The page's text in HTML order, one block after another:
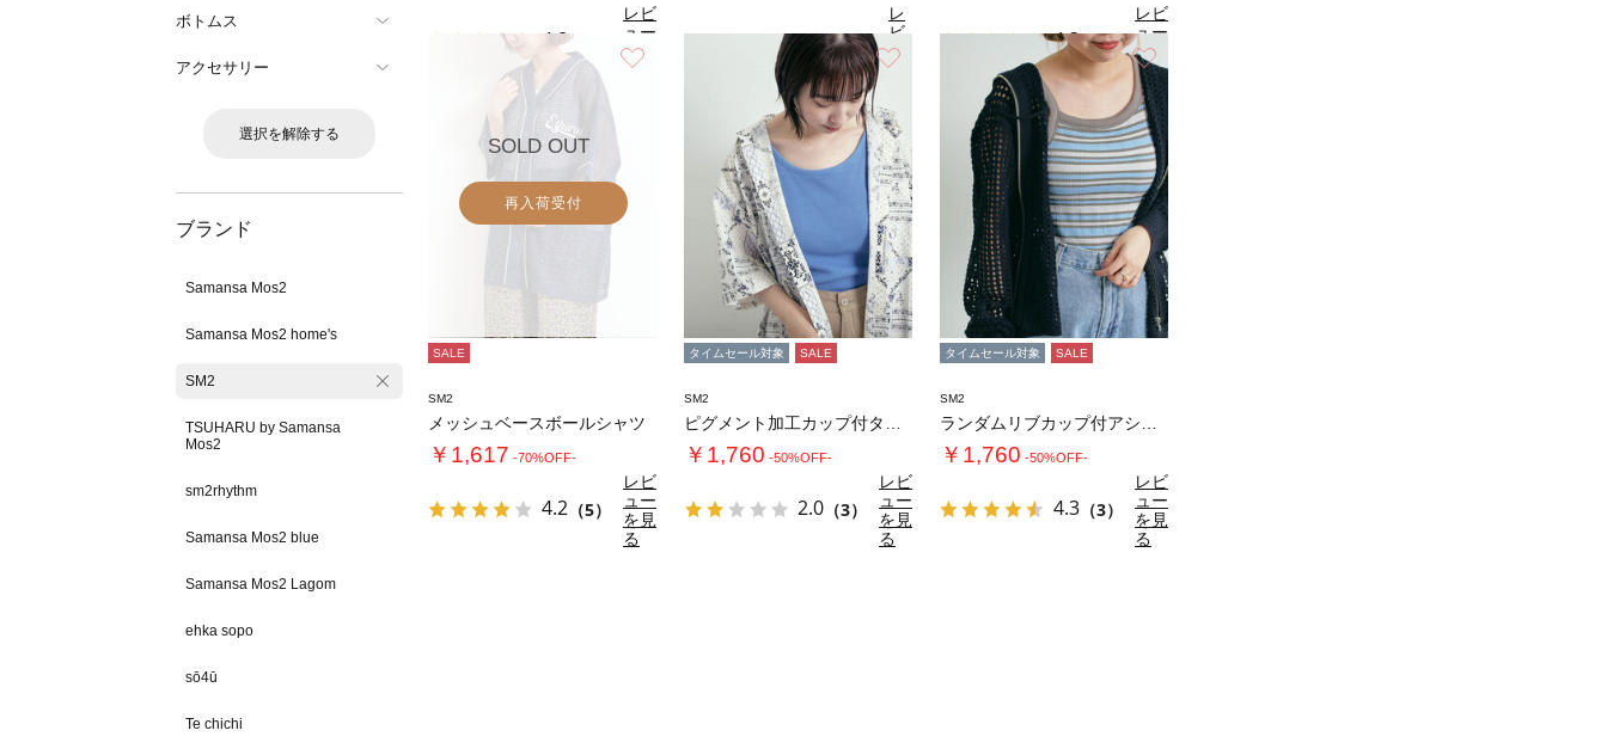
ボトムス
アクセサリー
選択を解除する
ブランド
Samansa Mos2
Samansa Mos2 home's
SM2
TSUHARU by Samansa
Mos2
sm2rhythm
Samansa Mos2 blue
Samansa Mos2 Lagom
ehka sopo
sō4ū
Te chichi
4.8（8）
レビ
ュー
を見
る
4.5（11）
レ
ビ
ュ
ー
見
る
4.3（4）
レビ
ュー
を見
る
SOLD OUT
再入荷受付
SALE
SM2
メッシュベースボールシャツ
￥1,617 -70%OFF-
4.2 （5）
レビ
ュー
を見
る
タイムセール対象 SALE
SM2
￥1,760 -50%OFF-
2.0 （3）
レビ
ュー
を見
る
タイムセール対象 SALE
SM2
￥1,760 -50%OFF-
4.3 （3）
レビ
ュー
を見
る